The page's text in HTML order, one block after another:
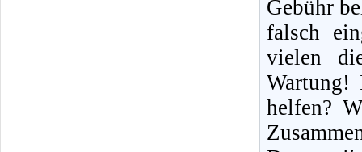
Gebühr
falsch
vielen
Wartung!
helfen?